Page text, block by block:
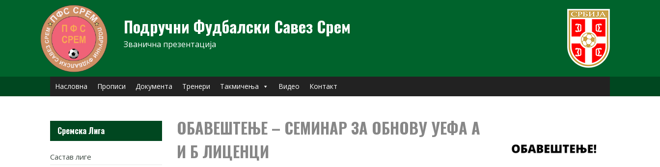
Подручни Фудбалски Савез Срем
Званична презентација
Насловна Прописи Документа Тренери Такмичења Видео Контакт
ОБАВЕШТЕЊЕ – СЕМИНАР ЗА ОБНОВУ УЕФА А
И Б ЛИЦЕНЦИ
Сремска Лига
Састав лиге